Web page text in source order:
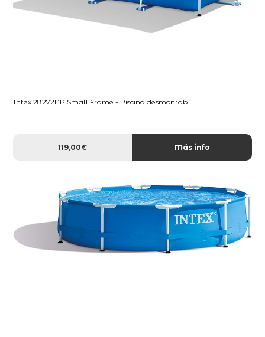
Intex 28272NP Small Frame - Piscina desmontab...
119,00€ Más info